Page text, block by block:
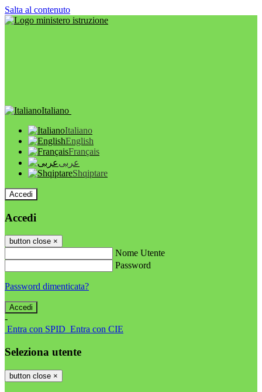
Salta al contenuto
Italiano
Italiano
English
Français
عربى
Shqiptare
Accedi
Accedi
button close ×
Nome Utente
Password
Password dimenticata?
-
Entra con SPID Entra con CIE
Seleziona utente
button close ×